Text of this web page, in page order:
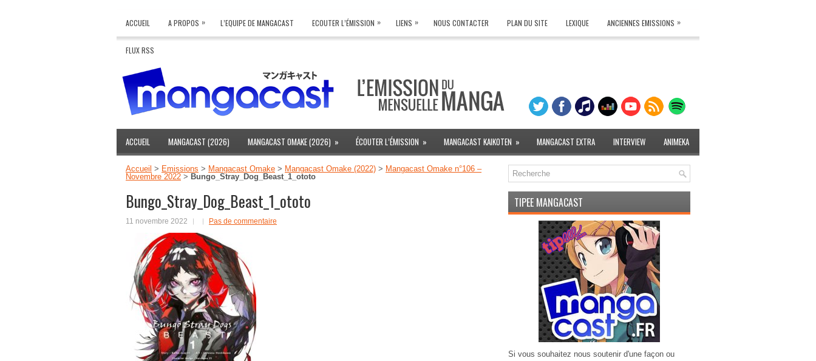
ACCUEIL A PROPOS » L’EQUIPE DE MANGACAST ECOUTER L’ÉMISSION » LIENS » NOUS CONTACTER PLAN DU SITE LEXIQUE ANCIENNES EMISSIONS »
FLUX RSS
ACCUEIL MANGACAST (2026) MANGACAST OMAKE (2026) » ÉCOUTER L’ÉMISSION » MANGACAST KAIKOTEN » MANGACAST EXTRA INTERVIEW ANIMEKA
Accueil > Emissions > Mangacast Omake > Mangacast Omake (2022) > Mangacast Omake n°106 –
Novembre 2022 > Bungo_Stray_Dog_Beast_1_ototo
Bungo_Stray_Dog_Beast_1_ototo
11 novembre 2022 Pas de commentaire
TIPEE MANGACAST
Si vous souhaitez nous soutenir d'une façon ou